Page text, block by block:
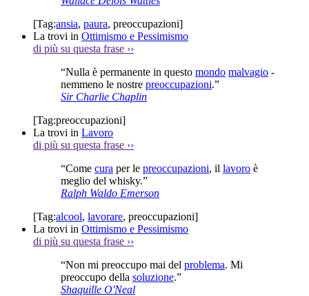
[Tag:ansia, paura, preoccupazioni]
La trovi in Ottimismo e Pessimismo
di più su questa frase ››
“Nulla è permanente in questo mondo malvagio -
nemmeno le nostre preoccupazioni.”
Sir Charlie Chaplin
[Tag:preoccupazioni]
La trovi in Lavoro
di più su questa frase ››
“Come cura per le preoccupazioni, il lavoro è
meglio del whisky.”
Ralph Waldo Emerson
[Tag:alcool, lavorare, preoccupazioni]
La trovi in Ottimismo e Pessimismo
di più su questa frase ››
“Non mi preoccupo mai del problema. Mi
preoccupo della soluzione.”
Shaquille O'Neal